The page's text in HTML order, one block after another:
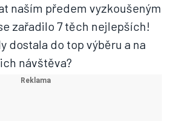
naším předem vyzkoušeným
zařadilo 7 těch nejlepších!
dostala do top výběru a na
návštěva?